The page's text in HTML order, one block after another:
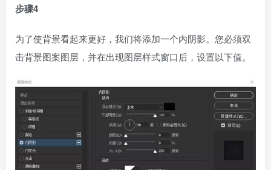
步骤4
为了使背景看起来更好，我们将添加一个内阴影。您必须双
击背景图案图层，并在出现图层样式窗口后，设置以下值。